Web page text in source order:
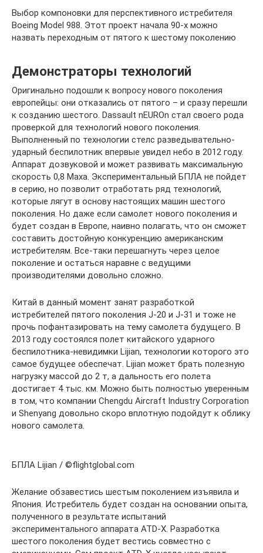
Выбор компоновки для перспективного истребителя
Boeing Model 988. Этот проект начала 90-х можно
назвать переходным от пятого к шестому поколению
Демонстраторы технологий
Оригинально подошли к вопросу нового поколения
европейцы: они отказались от пятого – и сразу перешли
к созданию шестого. Dassault nEUROn стал своего рода
проверкой для технологий нового поколения.
Выполненный по технологии стелс разведывательно-
ударный беспилотник впервые увидел небо в 2012 году.
Аппарат дозвуковой и может развивать максимальную
скорость 0,8 Маха. Экспериментальный БПЛА не пойдет
в серию, но позволит отработать ряд технологий,
которые лягут в основу настоящих машин шестого
поколения. Но даже если самолет нового поколения и
будет создан в Европе, наивно полагать, что он сможет
составить достойную конкуренцию американским
истребителям. Все-таки перешагнуть через целое
поколение и остаться наравне с ведущими
производителями довольно сложно.
Китай в данный момент занят разработкой
истребителей пятого поколения J-20 и J-31 и тоже не
прочь пофантазировать на тему самолета будущего. В
2013 году состоялся полет китайского ударного
беспилотника-невидимки Lijian, технологии которого это
самое будущее обеспечат. Lijian может брать полезную
нагрузку массой до 2 т, а дальность его полета
достигает 4 тыс. км. Можно быть полностью уверенным
в том, что компании Chengdu Aircraft Industry Corporation
и Shenyang довольно скоро вплотную подойдут к облику
нового самолета.
БПЛА Lijian / ©flightglobal.com
Желание обзавестись шес­тым поколением изъявила и
Япония. Истребитель будет создан на основании опыта,
полученного в результате испытаний
экспериментального аппарата ATD-X. Разработка
шестого поколения будет вестись совместно с